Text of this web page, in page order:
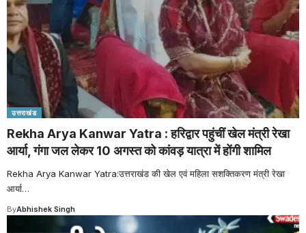
उत्तराखंड
Rekha Arya Kanwar Yatra : हरिद्वार पहुंचीं खेल मंत्री रेखा
आर्या, गंगा जल लेकर 10 अगस्त को कांवड़ यात्रा में होंगी शामिल
Rekha Arya Kanwar Yatra:उत्तराखंड की खेल एवं महिला सशक्तिकरण मंत्री रेखा
आर्या…
ByAbhishek Singh